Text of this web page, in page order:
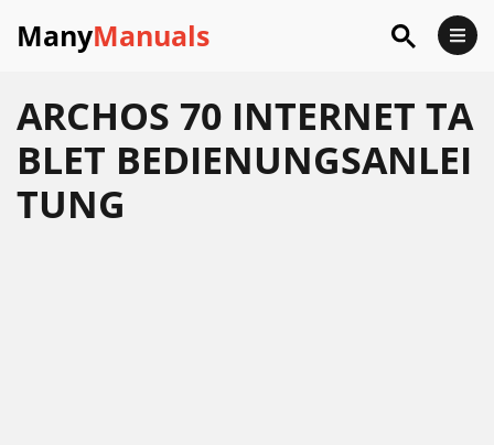
ManyManuals
ARCHOS 70 INTERNET TA
BLET BEDIENUNGSANLEI
TUNG